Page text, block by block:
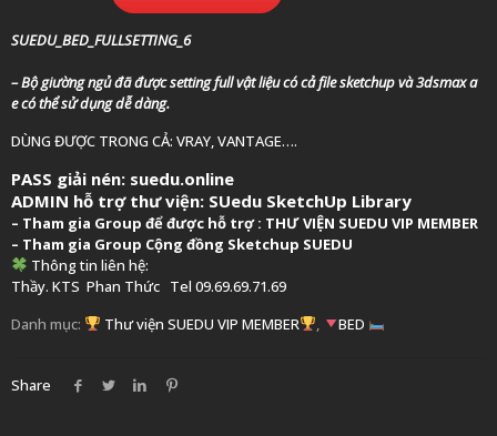
SUEDU_BED_FULLSETTING_6
– Bộ giường ngủ đã được setting full vật liệu có cả file sketchup và 3dsmax a
e có thể sử dụng dễ dàng.
DÙNG ĐƯỢC TRONG CẢ: VRAY, VANTAGE….
PASS giải nén: suedu.online
ADMIN hỗ trợ thư viện: SUedu SketchUp Library
– Tham gia Group để được hỗ trợ : THƯ VIỆN SUEDU VIP MEMBER
– Tham gia Group Cộng đồng Sketchup SUEDU
Thông tin liên hệ:
Thầy. KTS Phan Thức Tel 09.69.69.71.69
Danh mục:
Thư viện SUEDU VIP MEMBER BED
Share